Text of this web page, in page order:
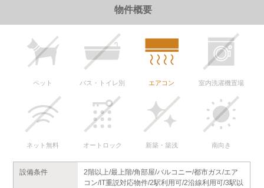
物件概要
ペット バス・トイレ別 エアコン 室内洗濯機置場
ネット無料 オートロック 新築・築浅 南向き
設備条件
2階以上/最上階/角部屋/バルコニー/都市ガス/エア
コン/IT重説対応物件/2駅利用可/2沿線利用可/3駅以